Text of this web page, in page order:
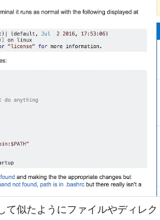
似たようにファイルやディレ